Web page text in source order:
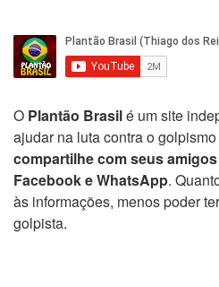
O Plantão Brasilé um site
ajudar na luta contra o
compartilhe com seus
Facebook e WhatsApp.
às informações, menos poder
golpista.